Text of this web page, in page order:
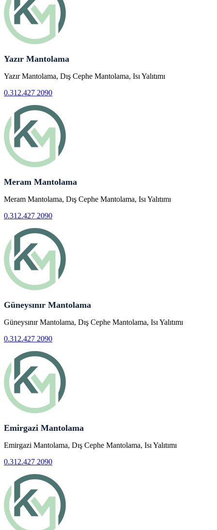
Yazır Mantolama
Yazır Mantolama, Dış Cephe Mantolama, Isı Yalıtımı
0.312.427 2090
Meram Mantolama
Meram Mantolama, Dış Cephe Mantolama, Isı Yalıtımı
0.312.427 2090
Güneysınır Mantolama
Güneysınır Mantolama, Dış Cephe Mantolama, Isı Yalıtımı
0.312.427 2090
Emirgazi Mantolama
Emirgazi Mantolama, Dış Cephe Mantolama, Isı Yalıtımı
0.312.427 2090